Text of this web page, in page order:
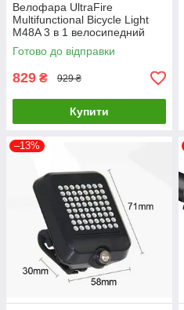
Велофара UltraFire
Multifunctional Bicycle Light
M48A 3 в 1 велосипедний
ліхтар
Готово до відправки
829 ₴ 929 ₴
Купити
–13%